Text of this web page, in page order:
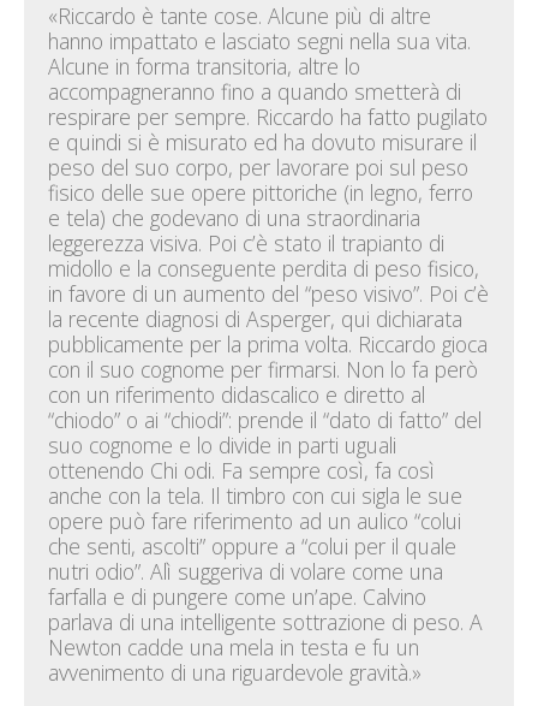
«Riccardo è tante cose. Alcune più di altre
hanno impattato e lasciato segni nella sua vita.
Alcune in forma transitoria, altre lo
accompagneranno fino a quando smetterà di
respirare per sempre. Riccardo ha fatto pugilato
e quindi si è misurato ed ha dovuto misurare il
peso del suo corpo, per lavorare poi sul peso
fisico delle sue opere pittoriche (in legno, ferro
e tela) che godevano di una straordinaria
leggerezza visiva. Poi c’è stato il trapianto di
midollo e la conseguente perdita di peso fisico,
in favore di un aumento del “peso visivo”. Poi c’è
la recente diagnosi di Asperger, qui dichiarata
pubblicamente per la prima volta. Riccardo gioca
con il suo cognome per firmarsi. Non lo fa però
con un riferimento didascalico e diretto al
“chiodo” o ai “chiodi”: prende il “dato di fatto” del
suo cognome e lo divide in parti uguali
ottenendo Chi odi. Fa sempre così, fa così
anche con la tela. Il timbro con cui sigla le sue
opere può fare riferimento ad un aulico “colui
che senti, ascolti” oppure a “colui per il quale
nutri odio”. Alì suggeriva di volare come una
farfalla e di pungere come un’ape. Calvino
parlava di una intelligente sottrazione di peso. A
Newton cadde una mela in testa e fu un
avvenimento di una riguardevole gravità.»